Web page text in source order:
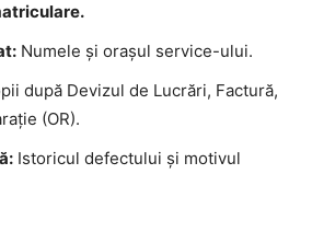
Numele și orașul service-ului.
după Devizul de Lucrări, Factură,
(OR).
Istoricul defectului și motivul